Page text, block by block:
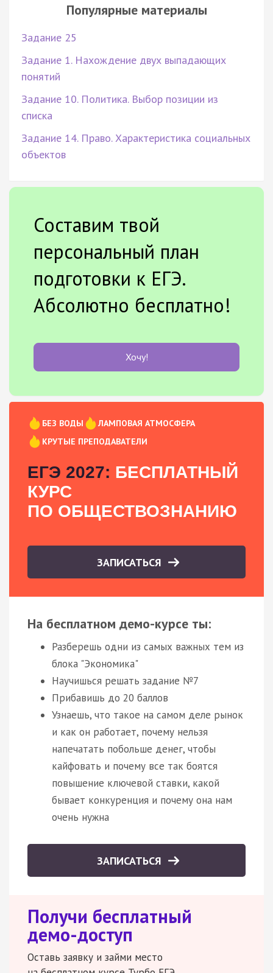
Популярные материалы
Задание 25
Задание 1. Нахождение двух выпадающих
понятий
Задание 10. Политика. Выбор позиции из
списка
Задание 14. Право. Характеристика социальных
объектов
Составим твой
персональный план
подготовки к ЕГЭ.
Абсолютно бесплатно!
Хочу!
БЕЗ ВОДЫ
ЛАМПОВАЯ АТМОСФЕРА
КРУТЫЕ ПРЕПОДАВАТЕЛИ
ЕГЭ 2027: БЕСПЛАТНЫЙ
КУРС
ПО ОБЩЕСТВОЗНАНИЮ
ЗАПИСАТЬСЯ
На бесплатном демо-курсе ты:
Разберешь одни из самых важных тем из
блока "Экономика"
Научишься решать задание №7
Прибавишь до 20 баллов
Узнаешь, что такое на самом деле рынок
и как он работает, почему нельзя
напечатать побольше денег, чтобы
кайфовать и почему все так боятся
повышение ключевой ставки, какой
бывает конкуренция и почему она нам
очень нужна
ЗАПИСАТЬСЯ
Получи бесплатный
демо-доступ
Оставь заявку и займи место